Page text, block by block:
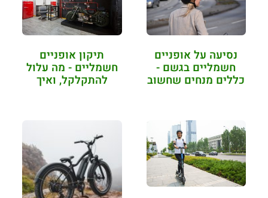
נסיעה על אופניים
חשמליים בגשם -
כללים מנחים שחשוב
תיקון אופניים
חשמליים - מה עלול
להתקלקל, ואיך